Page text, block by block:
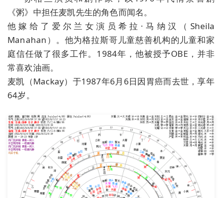
《粥》中担任麦凯先生的角色而闻名。
他嫁给了爱尔兰女演员希拉·马纳汉（Sheila
Manahan）。他为格拉斯哥儿童慈善机构的儿童和家
庭信任做了很多工作。1984年，他被授予OBE，并非
常喜欢油画。
麦凯（Mackay）于1987年6月6日因胃癌而去世，享年
64岁。